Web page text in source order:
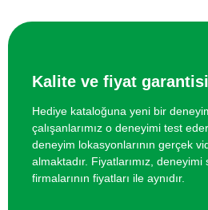
Kalite ve fiyat garantisi
Hediye kataloğuna yeni bir
çalışanlarımız o deneyimi test
deneyim lokasyonlarının gerçek
almaktadır. Fiyatlarımız,
firmalarının fiyatları ile aynıdır.